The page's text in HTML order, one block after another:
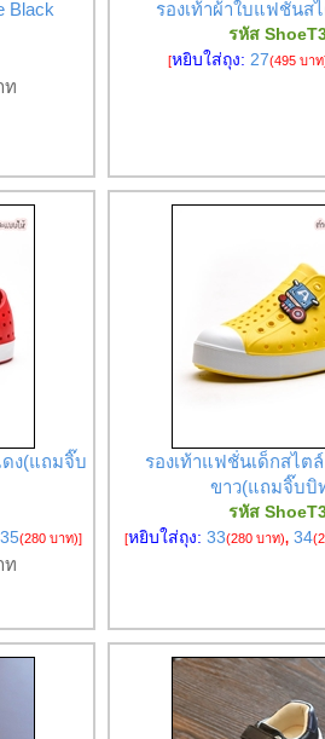
Black
ท
รองเท้าผ้าใบแฟชั่นส
รหัส
[หยิบใส่ถุง: 27(495 บา
ดง(แถมจิ๊บ
35(280 บาท)]
ท
รองเท้าแฟชั่นเด็กสไต
ขาว(แถมจิ๊บบิ
รหัส
[หยิบใส่ถุง:33(280 บาท), 34